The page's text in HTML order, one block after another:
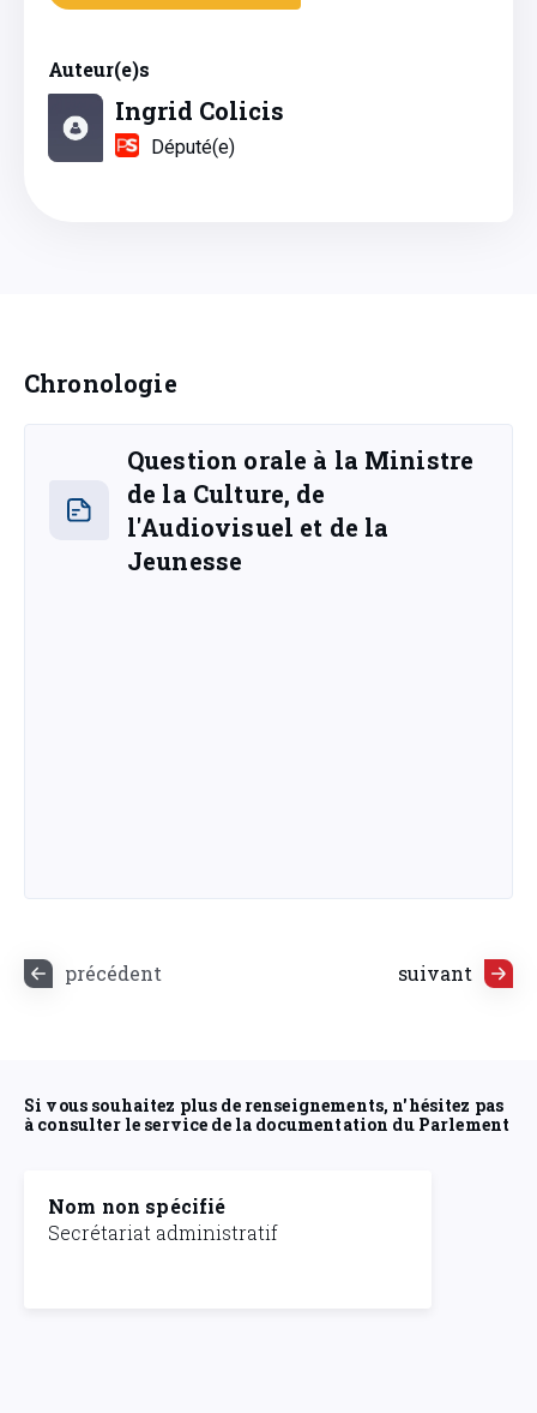
Auteur(e)s
Ingrid Colicis
Député(e)
Chronologie
Question orale à la Ministre
de la Culture, de
l'Audiovisuel et de la
Jeunesse
précédent suivant
Si vous souhaitez plus de renseignements, n'hésitez pas
à consulter le service de la documentation du Parlement
Nom non spécifié
Secrétariat administratif